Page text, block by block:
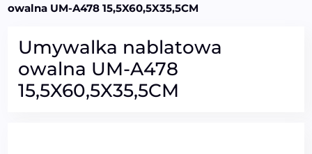
owalna UM-A478 15,5X60,5X35,5CM
Umywalka nablatowa
owalna UM-A478
15,5X60,5X35,5CM